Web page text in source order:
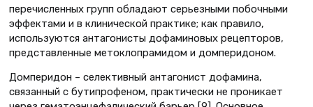
перечисленных групп обладают серьезными побочными
эффектами и в клинической практике; как правило,
используются антагонисты дофаминовых рецепторов,
представленные метоклопрамидом и домперидоном.
Домперидон – селективный антагонист дофамина,
связанный с бутипрофеном, практически не проникает